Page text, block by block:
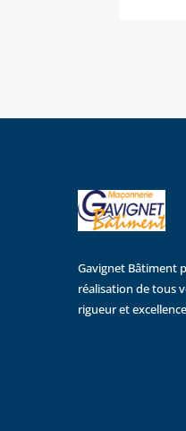
Gavignet Bâtiment
réalisation de tous
rigueur et